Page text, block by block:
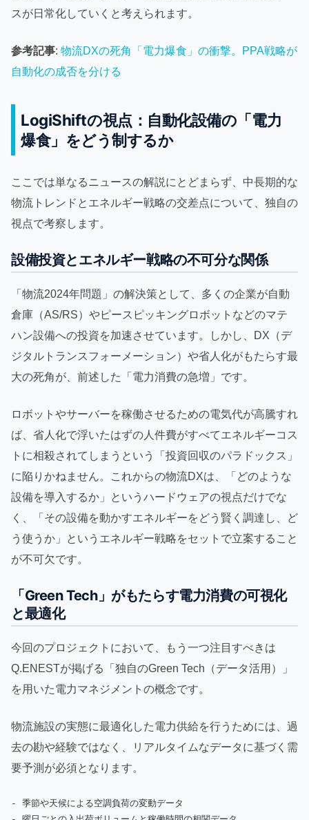
スが日常化していくと考えられます。
参考記事: 物流DXの死角「電力爆食」の衝撃。PPA戦略が
自動化の成否を分ける
LogiShiftの視点：自動化設備の「電力
爆食」をどう制するか
ここでは単なるニュースの解説にとどまらず、中長期的な
物流トレンドとエネルギー戦略の交差点について、独自の
視点で考察します。
設備投資とエネルギー戦略の不可分な関係
「物流2024年問題」の解決策として、多くの企業が自動
倉庫（AS/RS）やピースピッキングロボットなどのマテ
ハン設備への投資を加速させています。しかし、DX（デ
ジタルトランスフォーメーション）や省人化がもたらす最
大の死角が、前述した「電力消費の急増」です。
ロボットやサーバーを稼働させるための電気代が高騰すれ
ば、省人化で浮いたはずの人件費がすべてエネルギーコス
トに相殺されてしまうという「投資回収のパラドックス」
に陥りかねません。これからの物流DXは、「どのような
設備を導入するか」というハードウェアの視点だけでな
く、「その設備を動かすエネルギーをどう賢く調達し、ど
う使うか」というエネルギー戦略をセットで立案すること
が不可欠です。
「Green Tech」がもたらす電力消費の可視化
と最適化
今回のプロジェクトにおいて、もう一つ注目すべきは
Q.ENESTが掲げる「独自のGreen Tech（データ活用）」
を用いた電力マネジメントの概念です。
物流施設の実態に最適化した電力供給を行うためには、過
去の勘や経験ではなく、リアルタイムなデータに基づく需
要予測が必須となります。
- 季節や天候による空調負荷の変動データ